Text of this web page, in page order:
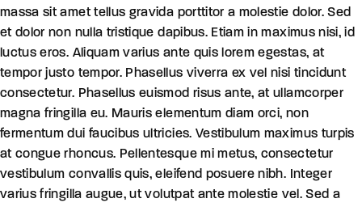
massa sit amet tellus gravida porttitor a molestie dolor. Sed
et dolor non nulla tristique dapibus. Etiam in maximus nisi, id
luctus eros. Aliquam varius ante quis lorem egestas, at
tempor justo tempor. Phasellus viverra ex vel nisi tincidunt
consectetur. Phasellus euismod risus ante, at ullamcorper
magna fringilla eu. Mauris elementum diam orci, non
fermentum dui faucibus ultricies. Vestibulum maximus turpis
at congue rhoncus. Pellentesque mi metus, consectetur
vestibulum convallis quis, eleifend posuere nibh. Integer
varius fringilla augue, ut volutpat ante molestie vel. Sed a